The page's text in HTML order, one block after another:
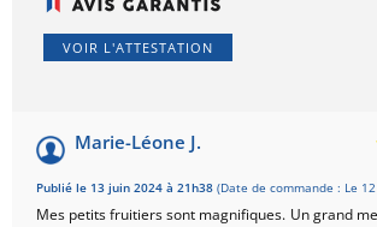
VOIR L'ATTESTATION
Marie-Léone J.
Publié le 13 juin 2024 à 21h38 (Date de commande : Le
Mes petits fruitiers sont magnifiques. Un grand